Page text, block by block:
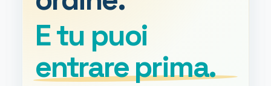
E tu puoi
entrare prima.